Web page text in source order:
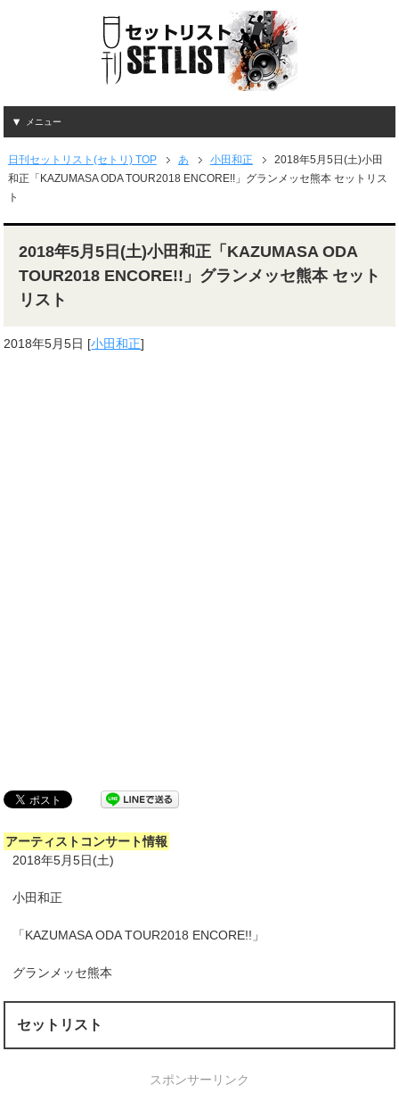
メニュー
日刊セットリスト(セトリ) TOP あ 小田和正
2018年5月5日(土)小田
和正「KAZUMASA ODA TOUR2018 ENCORE!!」グランメッセ熊本 セットリス
ト
2018年5月5日(土)小田和正「KAZUMASA ODA
TOUR2018 ENCORE!!」グランメッセ熊本 セット
リスト
2018年5月5日 [小田和正]
アーティストコンサート情報
2018年5月5日(土)
小田和正
「KAZUMASA ODA TOUR2018 ENCORE!!」
グランメッセ熊本
セットリスト
スポンサーリンク